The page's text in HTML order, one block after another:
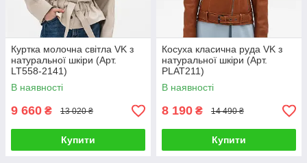
Куртка молочна світла VK з
натуральної шкіри (Арт.
LT558-2141)
В наявності
9 660 ₴ 13 020 ₴
Купити
Косуха класична руда VK з
натуральної шкіри (Арт.
PLAT211)
В наявності
8 190 ₴ 14 490 ₴
Купити